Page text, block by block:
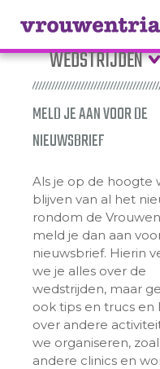
WEDSTRIJDEN
MELD JE AAN VOOR DE
NIEUWSBRIEF
Als je op de hoogte
blijven van al het
rondom de
meld je dan aan
nieuwsbrief. Hierin
we je alles over de
wedstrijden, maar
ook tips en trucs en
over andere
we organiseren,
andere clinics en